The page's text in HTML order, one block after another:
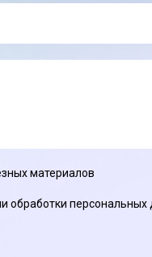
материалов
обработки персональных